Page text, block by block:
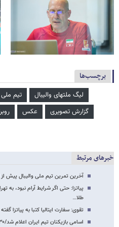
برچسب‌ها
لیگ ملتهای والیبال تیم ملی
گزارش تصویری
عکس
خبرهای مرتبط
آخرین تمرین تیم ملی والیبال پیش از
پیاتزا: حتی اگر شرایط آرام نبود،
طلا…
تقوی: سفارت ایتالیا کتبا به پیاتزا
اسامی بازیکنان تیم ایران اعلام شد/۳۰ ملی‌پوش منتخب معرفی شدند